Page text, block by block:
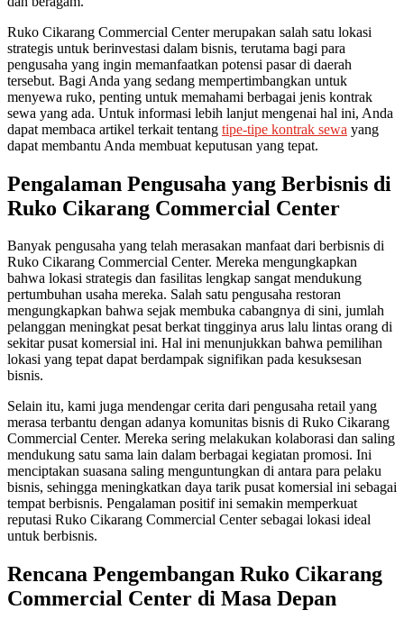
Ruko Cikarang Commercial Center merupakan salah satu lokasi
strategis untuk berinvestasi dalam bisnis, terutama bagi para
pengusaha yang ingin memanfaatkan potensi pasar di daerah
tersebut. Bagi Anda yang sedang mempertimbangkan untuk
menyewa ruko, penting untuk memahami berbagai jenis kontrak
sewa yang ada. Untuk informasi lebih lanjut mengenai hal ini, Anda
dapat membaca artikel terkait tentang tipe-tipe kontrak sewa yang
dapat membantu Anda membuat keputusan yang tepat.
Pengalaman Pengusaha yang Berbisnis di
Ruko Cikarang Commercial Center
Banyak pengusaha yang telah merasakan manfaat dari berbisnis di
Ruko Cikarang Commercial Center. Mereka mengungkapkan
bahwa lokasi strategis dan fasilitas lengkap sangat mendukung
pertumbuhan usaha mereka. Salah satu pengusaha restoran
mengungkapkan bahwa sejak membuka cabangnya di sini, jumlah
pelanggan meningkat pesat berkat tingginya arus lalu lintas orang di
sekitar pusat komersial ini. Hal ini menunjukkan bahwa pemilihan
lokasi yang tepat dapat berdampak signifikan pada kesuksesan
bisnis.
Selain itu, kami juga mendengar cerita dari pengusaha retail yang
merasa terbantu dengan adanya komunitas bisnis di Ruko Cikarang
Commercial Center. Mereka sering melakukan kolaborasi dan saling
mendukung satu sama lain dalam berbagai kegiatan promosi. Ini
menciptakan suasana saling menguntungkan di antara para pelaku
bisnis, sehingga meningkatkan daya tarik pusat komersial ini sebagai
tempat berbisnis. Pengalaman positif ini semakin memperkuat
reputasi Ruko Cikarang Commercial Center sebagai lokasi ideal
untuk berbisnis.
Rencana Pengembangan Ruko Cikarang
Commercial Center di Masa Depan